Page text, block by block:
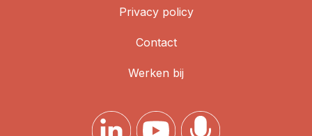
Privacy policy
Contact
Werken bij